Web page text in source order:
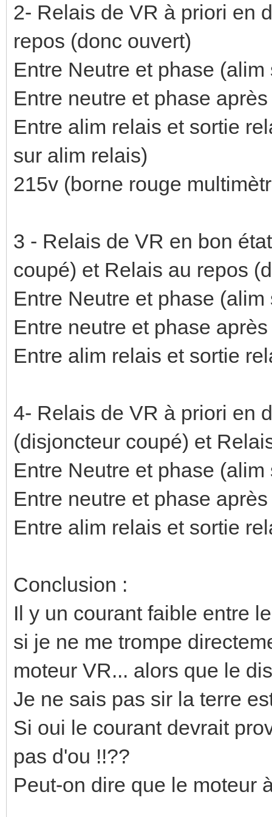
2- Relais de VR à priori en
repos (donc ouvert)
Entre Neutre et phase
Entre neutre et phase
Entre alim relais et sortie
sur alim relais)
215v (borne rouge
3 - Relais de VR en bon
coupé) et Relais au repos
Entre Neutre et phase
Entre neutre et phase
Entre alim relais et sortie
4- Relais de VR à priori en
(disjoncteur coupé) et
Entre Neutre et phase
Entre neutre et phase
Entre alim relais et sortie
Conclusion :
Il y un courant faible entre
si je ne me trompe
moteur VR... alors que le
Je ne sais pas sir la terre
Si oui le courant devrait
pas d'ou !!??
Peut-on dire que le moteur